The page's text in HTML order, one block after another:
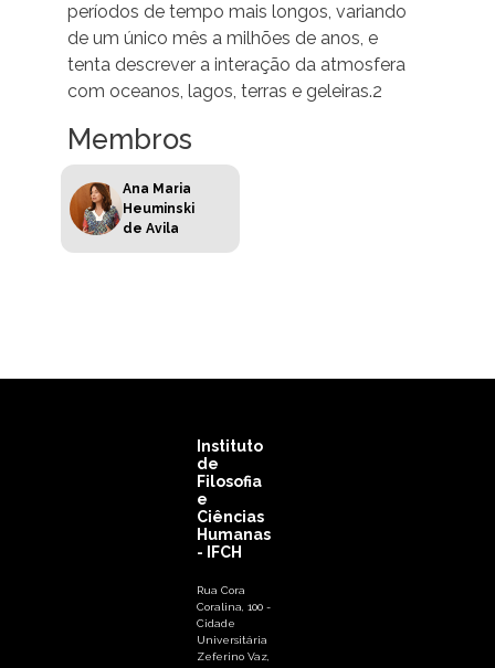
períodos de tempo mais longos, variando
de um único mês a milhões de anos, e
tenta descrever a interação da atmosfera
com oceanos, lagos, terras e geleiras.2
Membros
Ana Maria
Heuminski
de Avila
Instituto
de
Filosofia
e
Ciências
Humanas
- IFCH
Rua Cora
Coralina, 100 -
Cidade
Universitária
Zeferino Vaz,